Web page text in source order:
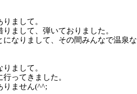
まして。
まして、弾いておりました。
なりまして、その間みんなで温泉
まして。
ってきました。
りません(^^;